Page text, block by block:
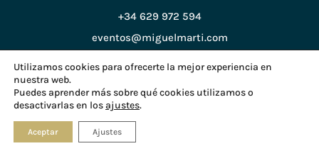
+34 629 972 594
eventos@miguelmarti.com
Política de Privacidad
Política de Cookies
© Copyright 2018 Miguel Martí
Utilizamos cookies para ofrecerte la mejor experiencia en
nuestra web.
Puedes aprender más sobre qué cookies utilizamos o
desactivarlas en losajustes.
Aceptar Ajustes